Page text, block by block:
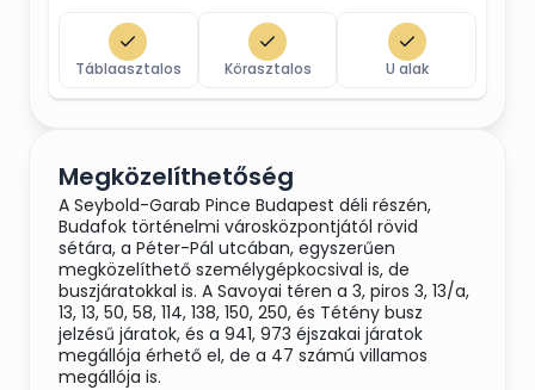
Táblaasztalos Körasztalos U alak
Megközelíthetőség
A Seybold-Garab Pince Budapest déli részén,
Budafok történelmi városközpontjától rövid
sétára, a Péter-Pál utcában, egyszerűen
megközelíthető személygépkocsival is, de
buszjáratokkal is. A Savoyai téren a 3, piros 3, 13/a,
13, 13, 50, 58, 114, 138, 150, 250, és Tétény busz
jelzésű járatok, és a 941, 973 éjszakai járatok
megállója érhető el, de a 47 számú villamos
megállója is.